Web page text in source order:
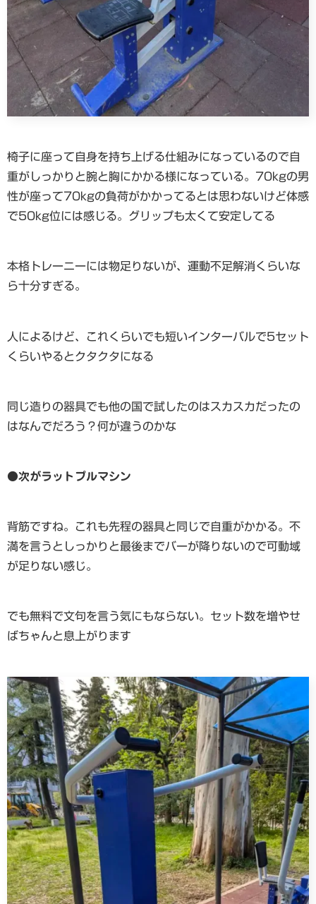
椅子に座って自身を持ち上げる仕組みになっているので自
重がしっかりと腕と胸にかかる様になっている。70kgの男
性が座って70kgの負荷がかかってるとは思わないけど体感
で50kg位には感じる。グリップも太くて安定してる
本格トレーニーには物足りないが、運動不足解消くらいな
ら十分すぎる。
人によるけど、これくらいでも短いインターバルで5セット
くらいやるとクタクタになる
同じ造りの器具でも他の国で試したのはスカスカだったの
はなんでだろう？何が違うのかな
●次がラットプルマシン
背筋ですね。これも先程の器具と同じで自重がかかる。不
満を言うとしっかりと最後までバーが降りないので可動域
が足りない感じ。
でも無料で文句を言う気にもならない。セット数を増やせ
ばちゃんと息上がります